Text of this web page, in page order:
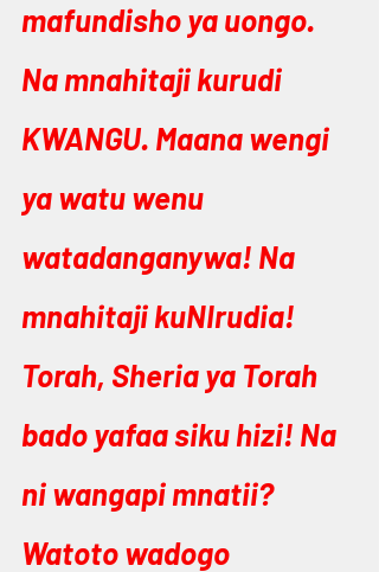
mafundisho ya uongo.
Na mnahitaji kurudi
KWANGU. Maana wengi
ya watu wenu
watadanganywa! Na
mnahitaji kuNIrudia!
Torah, Sheria ya Torah
bado yafaa siku hizi! Na
ni wangapi mnatii?
Watoto wadogo